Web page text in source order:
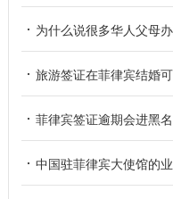
为什么说很多华人父母办
旅游签证在菲律宾结婚
菲律宾签证逾期会进黑
中国驻菲律宾大使馆的